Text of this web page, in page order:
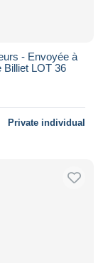
- Envoyée à
Billiet LOT 36
Private individual